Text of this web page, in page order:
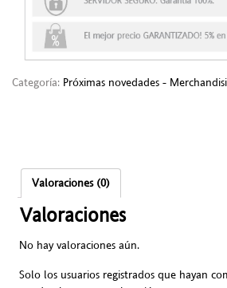
Categoría: Próximas novedades -
Valoraciones (0)
Valoraciones
No hay valoraciones aún.
Solo los usuarios registrados que hayan